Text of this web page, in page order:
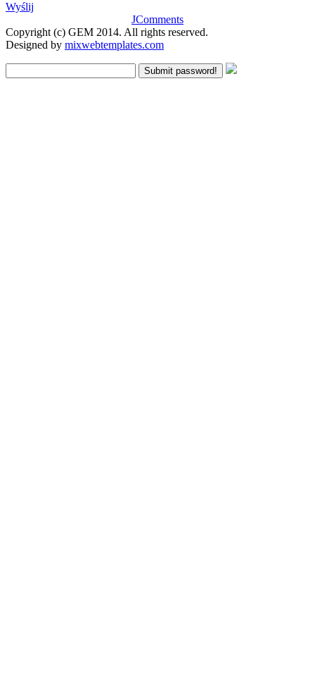
Wyślij
JComments
Copyright (c) GEM 2014. All rights reserved.
Designed by mixwebtemplates.com
Submit password!